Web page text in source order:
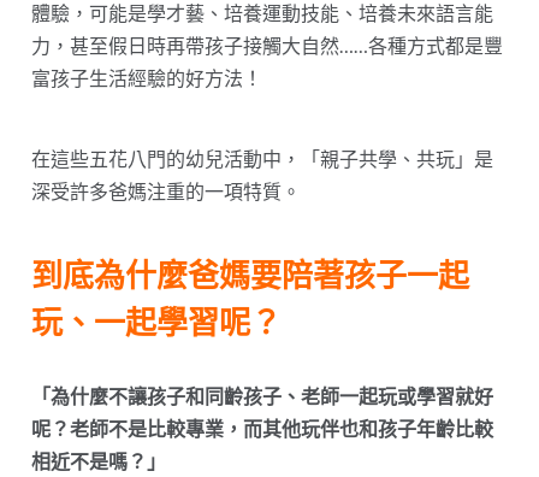
體驗，可能是學才藝、培養運動技能、培養未來語言能
力，甚至假日時再帶孩子接觸大自然……各種方式都是豐
富孩子生活經驗的好方法！
在這些五花八門的幼兒活動中，「親子共學、共玩」是
深受許多爸媽注重的一項特質。
到底為什麼爸媽要陪著孩子一起
玩、一起學習呢？
「為什麼不讓孩子和同齡孩子、老師一起玩或學習就好
呢？老師不是比較專業，而其他玩伴也和孩子年齡比較
相近不是嗎？」